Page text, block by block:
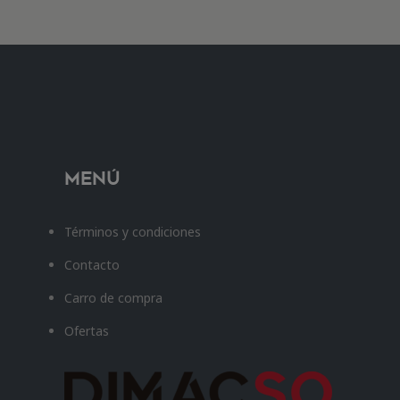
Menú
Términos y condiciones
Contacto
Carro de compra
Ofertas